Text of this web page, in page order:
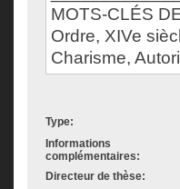
MOTS-CLÉS
Ordre, XIVe
Charisme,
Type:
Informations
complémentaires:
Directeur de thèse: